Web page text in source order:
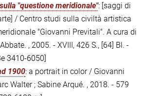
"questione meridionale": [saggi di
/ Centro studi sulla civiltà artistica
"Giovanni Previtali". A cura di
, 2005. - XVIII, 426 S., [64] Bl. -
3410-6050]
1900: a portrait in color / Giovanni
Walter ; Sabine Arqué. , 2018. - 579